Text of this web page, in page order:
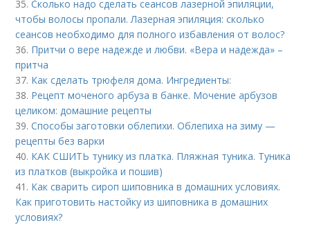
35.Сколько надо сделать сеансов лазерной эпиляции,
чтобы волосы пропали. Лазерная эпиляция: сколько
сеансов необходимо для полного избавления от волос?
36. Притчи о вере надежде и любви. «Вера и надежда» –
притча
37. Как сделать трюфеля дома. Ингредиенты:
38. Рецепт моченого арбуза в банке. Мочение арбузов
целиком: домашние рецепты
39.Способы заготовки облепихи. Облепиха на зиму —
рецепты без варки
40. КАК СШИТЬ тунику из платка. Пляжная туника. Туника
из платков (выкройка и пошив)
41. Как сварить сироп шиповника в домашних условиях.
Как приготовить настойку из шиповника в домашних
условиях?